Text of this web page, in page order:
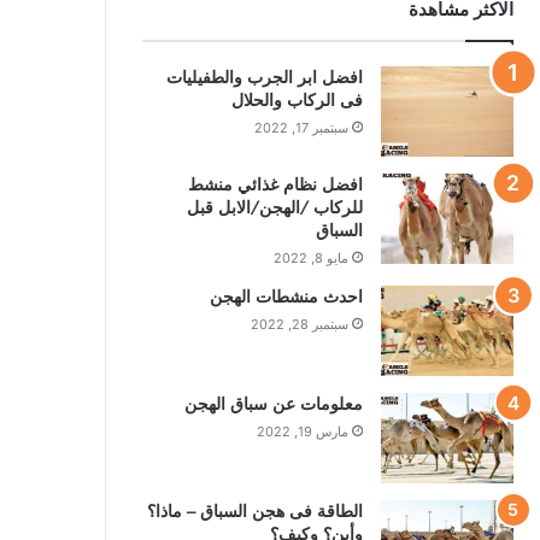
الاكثر مشاهدة
افضل ابر الجرب والطفيليات
فى الركاب والحلال
سبتمبر 17, 2022
افضل نظام غذائي منشط
للركاب /الهجن/الابل قبل
السباق
مايو 8, 2022
احدث منشطات الهجن
سبتمبر 28, 2022
معلومات عن سباق الهجن
مارس 19, 2022
الطاقة فى هجن السباق – ماذا؟
وأين؟ وكيف؟